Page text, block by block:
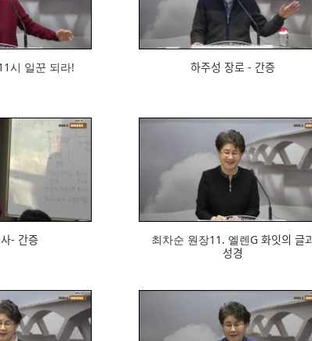
일꾼 되라! 하주성 장로 - 간증
- 간증
최차순 원장11. 엘렌G 화잇의
성경